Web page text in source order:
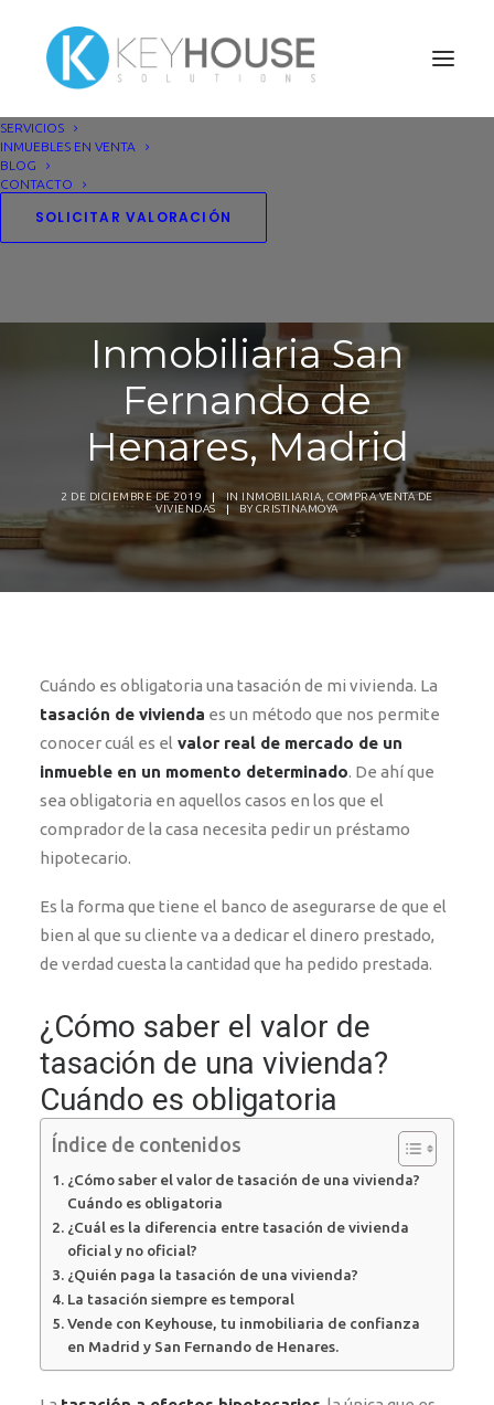
SERVICIOS
INMUEBLES EN VENTA
BLOG
CONTACTO
SOLICITAR VALORACIÓNCuándo es
Inmobiliaria San
Fernando de
Henares, Madrid
2 DE DICIEMBRE DE 2019 | IN INMOBILIARIA ,COMPRA VENTA DE
VIVIENDAS
| BY CRISTINAMOYA
Cuándo es obligatoria una tasación de mi vivienda. La
tasación de vivienda es un método que nos permite
conocer cuál es el valor real de mercado de un
inmueble en un momento determinado. De ahí que
sea obligatoria en aquellos casos en los que el
comprador de la casa necesita pedir un préstamo
hipotecario.
Es la forma que tiene el banco de asegurarse de que el
bien al que su cliente va a dedicar el dinero prestado,
de verdad cuesta la cantidad que ha pedido prestada.
¿Cómo saber el valor de
tasación de una vivienda?
Cuándo es obligatoria
Índice de contenidos
¿Cómo saber el valor de tasación de una vivienda?
Cuándo es obligatoria
¿Cuál es la diferencia entre tasación de vivienda
oficial y no oficial?
¿Quién paga la tasación de una vivienda?
La tasación siempre es temporal
Vende con Keyhouse, tu inmobiliaria de confianza
en Madrid y San Fernando de Henares.